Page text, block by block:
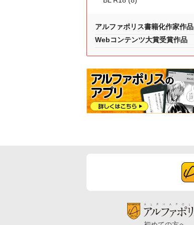
アルファポリス書籍化作家作品
Webコンテンツ大賞受賞作品